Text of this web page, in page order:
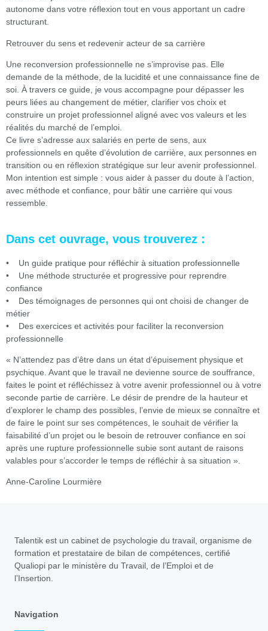
autonome dans votre réflexion tout en vous apportant un cadre
structurant.
Retrouver du sens et redevenir acteur de sa carrière
Une reconversion professionnelle ne s’improvise pas. Elle
demande de la méthode, de la lucidité et une connaissance fine de
soi. À travers ce guide, je vous accompagne pour dépasser les
peurs liées au changement de métier, clarifier vos choix et
construire un projet professionnel aligné avec vos valeurs et les
réalités du marché de l’emploi.
Ce livre s’adresse aux salariés en perte de sens, aux
professionnels en quête d’évolution de carrière, aux personnes en
transition ou en réflexion stratégique sur leur avenir professionnel.
Mon intention est simple : vous aider à passer du doute à l’action,
avec méthode et confiance, pour bâtir une carrière qui vous
ressemble.
Dans cet ouvrage, vous trouverez :
• Un guide pratique pour réfléchir à situation professionnelle
• Une méthode structurée et progressive pour reprendre
confiance
• Des témoignages de personnes qui ont choisi de changer de
métier
• Des exercices et activités pour faciliter la reconversion
professionnelle
« N’attendez pas d’être dans un état d’épuisement physique et
psychique. Avant que le travail ne devienne source de souffrance,
faites le point et réfléchissez à votre avenir professionnel ou à votre
seconde partie de carrière. Le désir de prendre de la hauteur et
d’explorer le champ des possibles, l’envie de mieux se connaître et
de faire le point sur ses compétences, le souhait de vérifier la
faisabilité d’un projet ou le besoin de retrouver confiance en soi
après une rupture professionnelle subie sont autant de raisons
valables pour s’accorder le temps de réfléchir à sa situation ».
Anne-Caroline Lourmière
Talentik est un cabinet de psychologie du travail, organisme de
formation et prestataire de bilan de compétences, certifié
Qualiopi par le ministère du Travail, de l’Emploi et de
l’Insertion.
Navigation